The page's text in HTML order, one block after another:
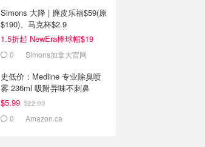
Simons 大降 | 麂皮乐福$59(原
$190)、马克杯$2.9
1.5折起 NewEra棒球帽$19
0 Simons加拿大官网
史低价：Medline 专业除臭喷
雾 236ml 吸附异味不刺鼻
$5.99 $22.03
0 Amazon.ca